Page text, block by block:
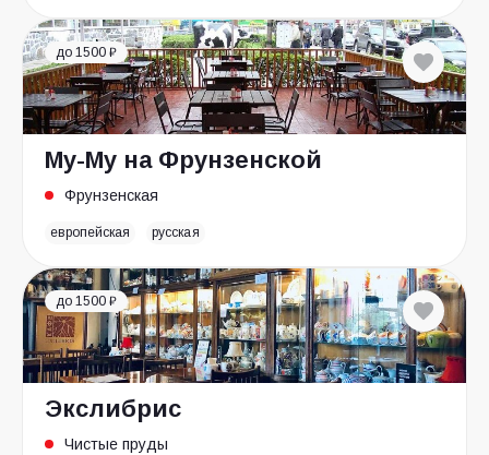
до 1500 ₽
Му-Му на Фрунзенской
Фрунзенская
европейская русская
до 1500 ₽
Экслибрис
Чистые пруды